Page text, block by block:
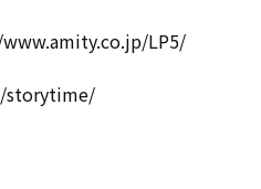
LP5/
storytime/